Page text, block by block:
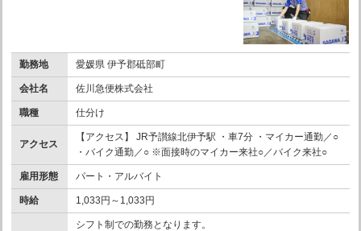
勤務地 愛媛県 伊予郡砥部町
会社名 佐川急便株式会社
職種 仕分け
アクセス
【アクセス】 JR予讃線北伊予駅 ・車7分 ・マイカー通勤／○
・バイク通勤／○ ※面接時のマイカー来社○／バイク来社○
雇用形態 パート・アルバイト
時給 1,033円～1,033円
シフト制での勤務となります。